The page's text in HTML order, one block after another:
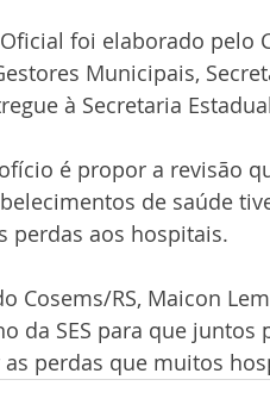
foi elaborado pelo
Municipais,
à Secretaria
é propor a revisão
de saúde
perdas aos hospitais.
Cosems/RS, Maicon
da SES para que
as perdas que muitos